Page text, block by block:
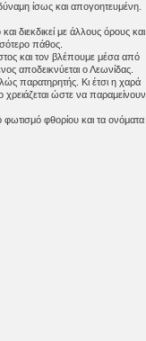
ίσως και απογοητευμένη.
διεκδικεί με άλλους όρους και
πάθος.
και τον βλέπουμε μέσα από
αποδεικνύεται ο Λεωνίδας.
παρατηρητής. Κι έτσι η χαρά
χρειάζεται ώστε να παραμείνουν
φωτισμό φθορίου και τα ονόματα